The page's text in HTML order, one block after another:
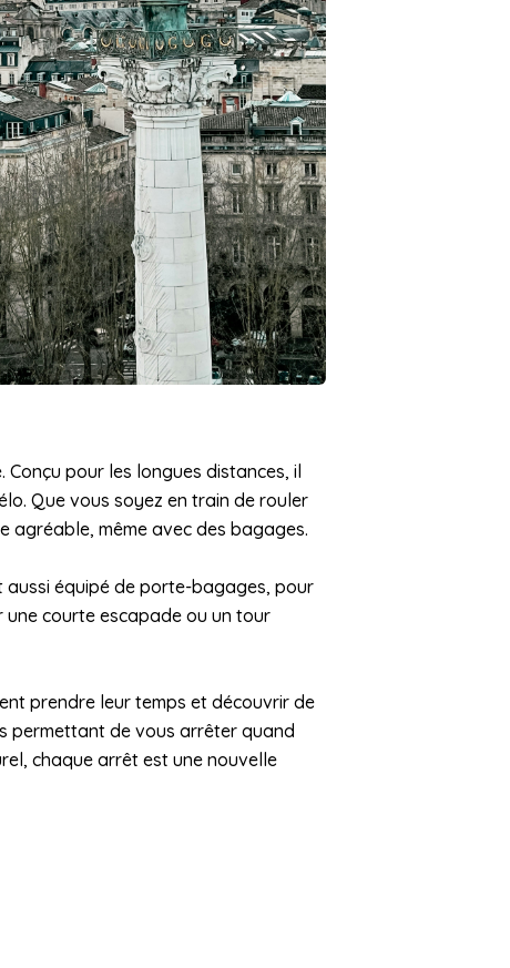
pour les longues distances, il
Que vous soyez en train de rouler
agréable, même avec des bagages.
aussi équipé de porte-bagages, pour
courte escapade ou un tour
prendre leur temps et découvrir de
permettant de vous arrêter quand
chaque arrêt est une nouvelle